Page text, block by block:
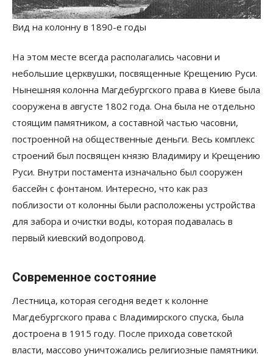
Вид на колонну в 1890-е годы
На этом месте всегда располагались часовни и
небольшие церквушки, посвященные Крещению Руси.
Нынешняя колонна Магдебургского права в Киеве была
сооружена в августе 1802 года. Она была не отдельно
стоящим памятником, а составной частью часовни,
построенной на общественные деньги. Весь комплекс
строений был посвящен князю Владимиру и Крещению
Руси. Внутри постамента изначально был сооружен
бассейн с фонтаном. Интересно, что как раз
поблизости от колонны были расположены устройства
для забора и очистки воды, которая подавалась в
первый киевский водопровод.
Современное состояние
Лестница, которая сегодня ведет к колонне
Магдебургского права с Владимирского спуска, была
достроена в 1915 году. После прихода советской
власти, массово уничтожались религиозные памятники.